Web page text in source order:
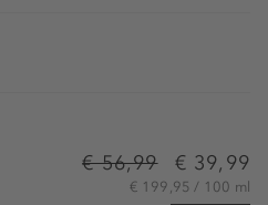
€ 56,99 € 39,99
€ 199,95 / 100 ml